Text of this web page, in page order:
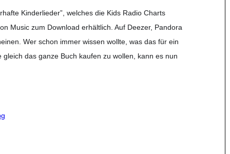
Kinderlieder”, welches die Kids Radio Charts
Music zum Download erhältlich. Auf Deezer, Pandora
Wer schon immer wissen wollte, was das für ein
das ganze Buch kaufen zu wollen, kann es nun